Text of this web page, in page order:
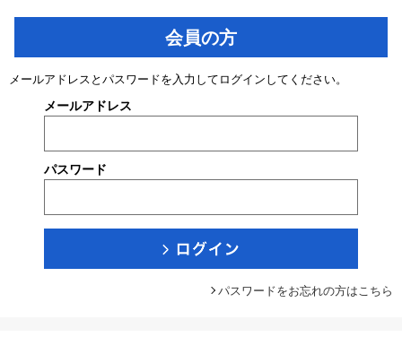
会員の方
メールアドレスとパスワードを入力してログインしてください。
メールアドレス
パスワード
パスワードをお忘れの方はこちら